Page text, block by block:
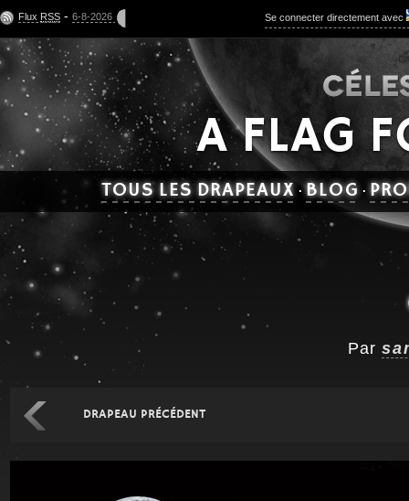
Se connecter directement avec
Flux RSS - 6-8-2026
A FLAG
TOUS LES DRAPEAUX · BLOG ·
Par
DRAPEAU PRÉCÉDENT